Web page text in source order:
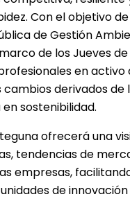
Con el objetivo
de Gestión
de los Jueves
en
derivados de
sostenibilidad.
ofrecerá una
tendencias de
empresas,
de